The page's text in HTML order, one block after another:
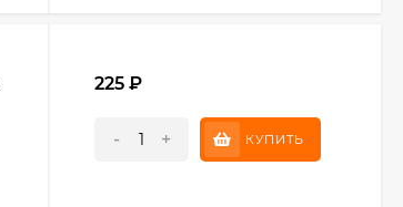
225 ₽
- + КУПИТЬ